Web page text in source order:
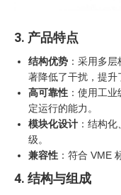
3. 产品特点
结构优势 ：采用多
著降低了干扰，提升
高可靠性 ：使用工
定运行的能力。
模块化设计 ：结构
级。
兼容性 ：符合 VME
4. 结构与组成